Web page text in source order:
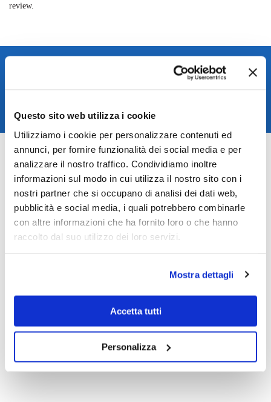
Questo sito web utilizza i cookie
Utilizziamo i cookie per personalizzare contenuti ed
annunci, per fornire funzionalità dei social media e per
analizzare il nostro traffico. Condividiamo inoltre
informazioni sul modo in cui utilizza il nostro sito con i
nostri partner che si occupano di analisi dei dati web,
pubblicità e social media, i quali potrebbero combinarle
con altre informazioni che ha fornito loro o che hanno
raccolto dal suo utilizzo dei loro servizi.
Mostra dettagli
Accetta tutti
Personalizza
review.
Reso gratuito entro 14 giorni
Assistenza clienti
SKU:
TAGBE-10012
Categories: Jewelry,Trollbeads jewelry
Related products